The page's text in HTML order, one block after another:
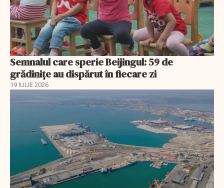
Semnalul care sperie Beijingul: 59 de
grădinițe au dispărut în fiecare zi
19 IULIE 2026